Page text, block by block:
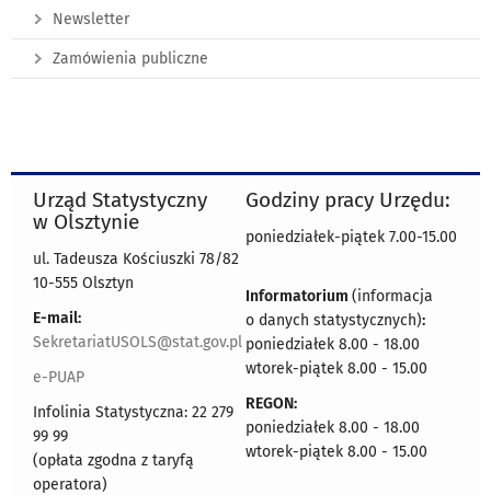
Newsletter
Zamówienia publiczne
Urząd Statystyczny
w Olsztynie
ul. Tadeusza Kościuszki 78/82
10-555 Olsztyn
E-mail:
SekretariatUSOLS@stat.gov.pl
e-PUAP
Infolinia Statystyczna: 22 279
99 99
(opłata zgodna z taryfą
operatora)
Godziny pracy Urzędu:
poniedziałek-piątek 7.00-15.00
Informatorium (informacja
o danych statystycznych):
poniedziałek 8.00 - 18.00
wtorek-piątek 8.00 - 15.00
REGON:
poniedziałek 8.00 - 18.00
wtorek-piątek 8.00 - 15.00